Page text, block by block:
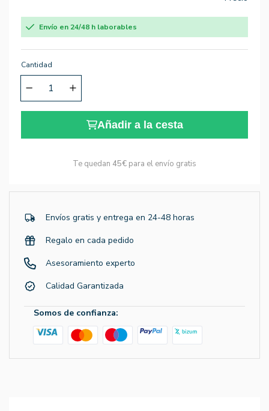
Envío en 24/48 h laborables
Cantidad
Añadir a la cesta
Te quedan 45€ para el envío gratis
Envíos gratis y entrega en 24-48 horas
Regalo en cada pedido
Asesoramiento experto
Calidad Garantizada
Somos de confianza: